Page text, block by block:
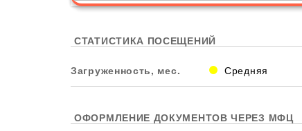
СТАТИСТИКА ПОСЕЩЕНИЙ
Загруженность, мес. Средняя
ОФОРМЛЕНИЕ ДОКУМЕНТОВ ЧЕРЕЗ МФЦ